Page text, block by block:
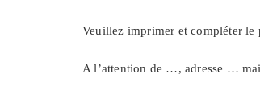
Veuillez imprimer et compléter le
A l’attention de …, adresse …